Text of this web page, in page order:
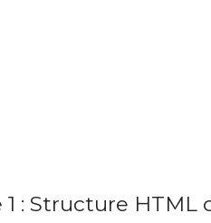
1 : Structure HTML